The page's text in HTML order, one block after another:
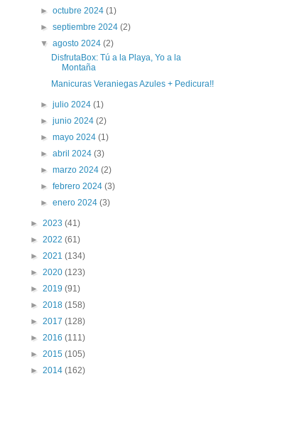
►octubre 2024(1)
►septiembre 2024(2)
▼agosto 2024(2)
DisfrutaBox: Tú a la Playa, Yo a la
Montaña
Manicuras Veraniegas Azules + Pedicura!!
►julio 2024(1)
►junio 2024(2)
►mayo 2024(1)
►abril 2024(3)
►marzo 2024(2)
►febrero 2024(3)
►enero 2024(3)
► 2023 (41)
► 2022 (61)
► 2021 (134)
► 2020 (123)
► 2019 (91)
► 2018 (158)
► 2017 (128)
► 2016 (111)
► 2015 (105)
► 2014 (162)